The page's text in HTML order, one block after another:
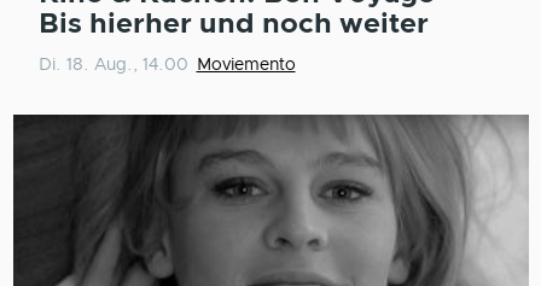
Bis hierher und noch weiter
Di. 18. Aug., 14.00 Moviemento